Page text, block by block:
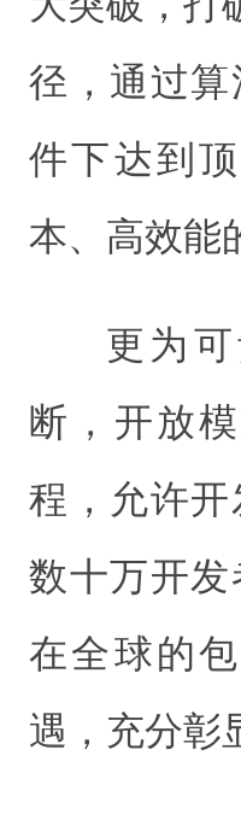
径，通过
件下达到
本、高效能
更为
断，开放
程，允许
数十万开
在全球的
遇，充分彰